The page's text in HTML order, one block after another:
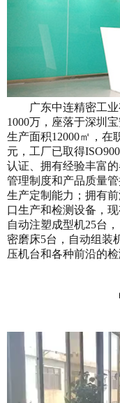
广东中连精密工
1000万，座落于深圳
生产面积12000㎡，在
元，工厂已取得
认证、拥有经验丰富
管理制度和产品质量
生产定制能力；拥有
口生产和检测设备，
自动注塑成型机25台
密磨床5台，自动组装
压机台和各种前沿的